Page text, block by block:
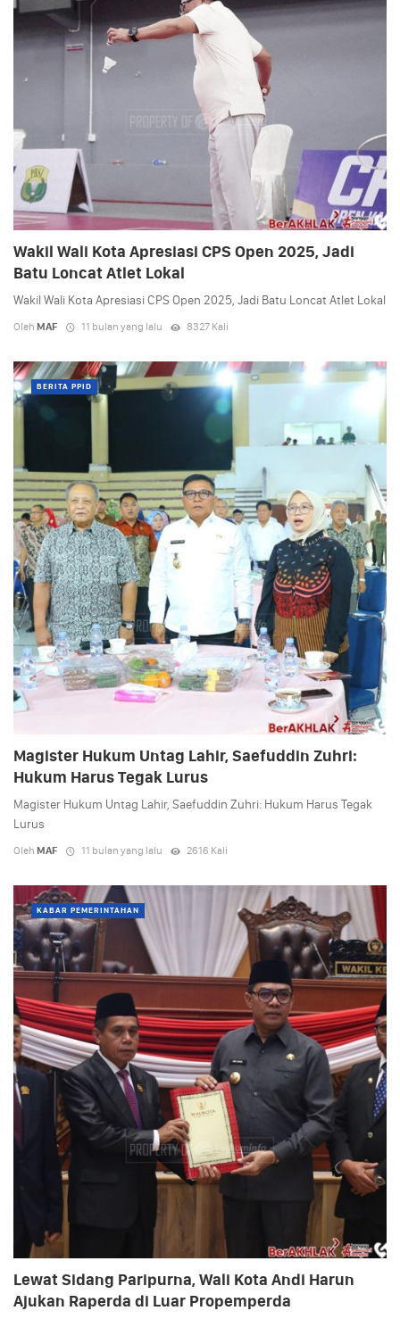
Wakil Wali Kota Apresiasi CPS Open 2025, Jadi
Batu Loncat Atlet Lokal
Wakil Wali Kota Apresiasi CPS Open 2025, Jadi Batu Loncat Atlet Lokal
Oleh MAF 11 bulan yang lalu 8327 Kali
BERITA PPID
Magister Hukum Untag Lahir, Saefuddin Zuhri:
Hukum Harus Tegak Lurus
Magister Hukum Untag Lahir, Saefuddin Zuhri: Hukum Harus Tegak
Lurus
Oleh MAF 11 bulan yang lalu 2616 Kali
KABAR PEMERINTAHAN
Lewat Sidang Paripurna, Wali Kota Andi Harun
Ajukan Raperda di Luar Propemperda